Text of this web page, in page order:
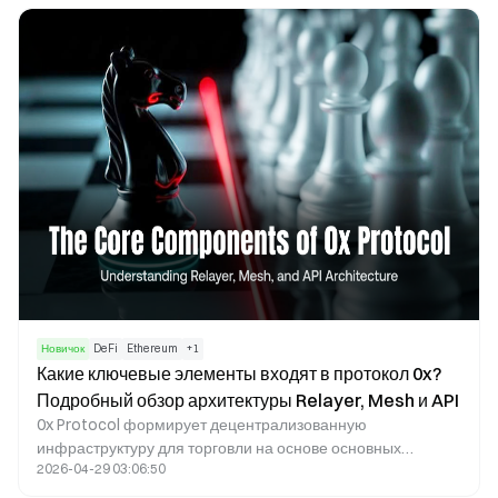
Новичок DeFi Ethereum +1
Какие ключевые элементы входят в протокол 0x?
Подробный обзор архитектуры Relayer, Mesh и API
0x Protocol формирует децентрализованную
инфраструктуру для торговли на основе основных
компонентов: Relayer, Mesh Network, 0x API и Exchange
2026-04-29 03:06:50